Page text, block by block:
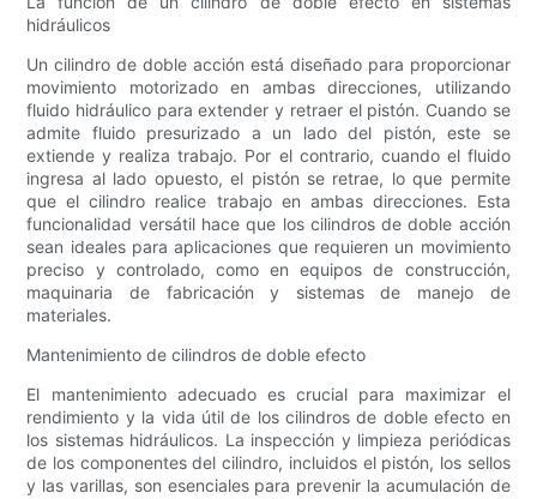
hidráulicos
Un cilindro de doble acción está diseñado para proporcionar
movimiento motorizado en ambas direcciones, utilizando
fluido hidráulico para extender y retraer el pistón. Cuando se
admite fluido presurizado a un lado del pistón, este se
extiende y realiza trabajo. Por el contrario, cuando el fluido
ingresa al lado opuesto, el pistón se retrae, lo que permite
que el cilindro realice trabajo en ambas direcciones. Esta
funcionalidad versátil hace que los cilindros de doble acción
sean ideales para aplicaciones que requieren un movimiento
preciso y controlado, como en equipos de construcción,
maquinaria de fabricación y sistemas de manejo de
materiales.
Mantenimiento de cilindros de doble efecto
El mantenimiento adecuado es crucial para maximizar el
rendimiento y la vida útil de los cilindros de doble efecto en
los sistemas hidráulicos. La inspección y limpieza periódicas
de los componentes del cilindro, incluidos el pistón, los sellos
y las varillas, son esenciales para prevenir la acumulación de